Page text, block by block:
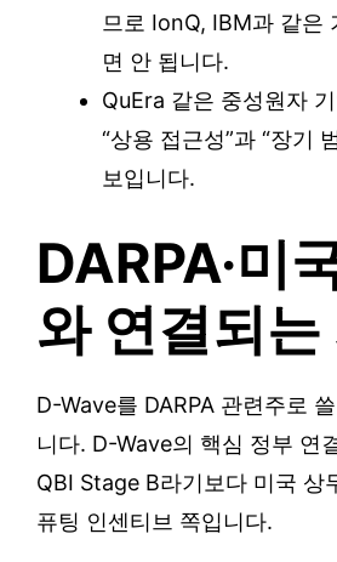
므로 IonQ, IBM과 같은
면 안 됩니다.
QuEra 같은 중성원자
“상용 접근성”과 “장기
보입니다.
DARPA·미
와 연결되는
D-Wave를 DARPA 관련주로
니다. D-Wave의 핵심 정부 연
QBI Stage B라기보다 미국 상
퓨팅 인센티브 쪽입니다.